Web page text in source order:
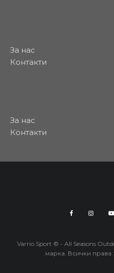
За нас
Контакти
За нас
Контакти
Varrio Sport © - All Seasons
марка. Всички права